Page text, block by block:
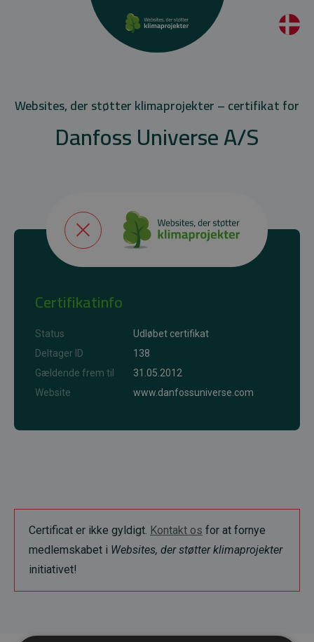
Websites, der støtter klimaprojekter – certifikat for
Danfoss Universe A/S
Certifikatinfo
Status
Udløbet certifikat
Deltager ID
138
Gældende frem til
31.05.2012
Website
www.danfossuniverse.com
Certificat er ikke gyldigt. Kontakt os for at fornye
medlemskabet i Websites, der støtter klimaprojekter
initiativet!